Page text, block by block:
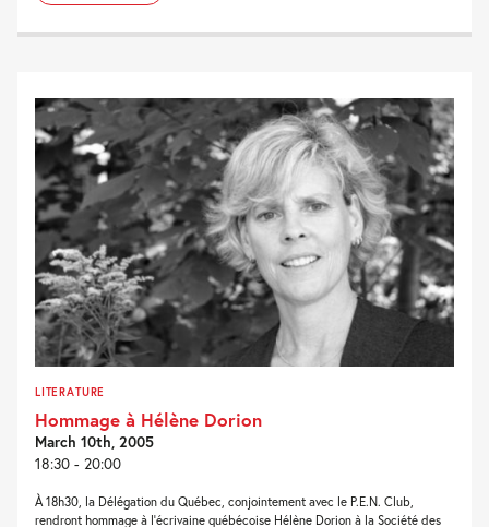
LITERATURE
Hommage à Hélène Dorion
March 10th, 2005
18:30 - 20:00
À 18h30, la Délégation du Québec, conjointement avec le P.E.N. Club,
rendront hommage à l'écrivaine québécoise Hélène Dorion à la Société des